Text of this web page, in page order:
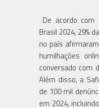
De acordo com
Brasil 2024, 29%
no país
humilhações
conversado com
Além disso, a
de 100 mil
em 2024,